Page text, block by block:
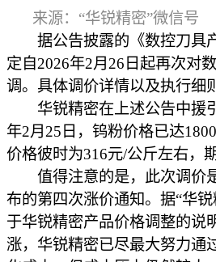
来源：“华锐精密”微信号
据公告披露的《数控刀具
定自2026年2月26日起再次对
调。具体调价详情以及执行细
华锐精密在上述公告中援
年2月25日，钨粉价格已达
价格彼时为316元/公斤左右，
值得注意的是，此次调价
布的第四次涨价通知。据“华
于华锐精密产品价格调整的说
涨，华锐精密已尽最大努力通